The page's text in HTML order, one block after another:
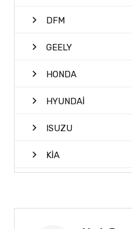
DFM
GEELY
HONDA
HYUNDAİ
ISUZU
KİA
MİTSUBİSHİ